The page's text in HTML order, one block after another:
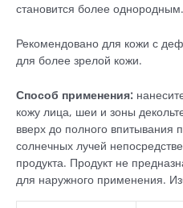
становится более однородным.
Рекомендовано для кожи с
для более зрелой кожи.
Способ применения:
кожу лица, шеи и зоны
вверх до полного впитывания
солнечных лучей
продукта. Продукт не
для наружного применения.